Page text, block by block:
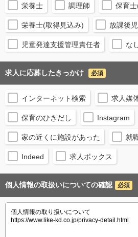
栄養士 調理師 保育
栄養士(取得見込み) 放課後
児童発達支援管理責任者 な
求人に応募したきっかけ 必須
インターネット検索 求人媒
保育のひきだし Instagram
家の近くに施設があった 就
Indeed 求人ボックス
個人情報の取扱いについての確認 必須